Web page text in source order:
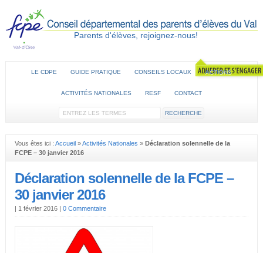
Parents d'élèves, rejoignez-nous!
LE CDPE GUIDE PRATIQUE CONSEILS LOCAUX ACTIONS
ACTIVITÉS NATIONALES RESF CONTACT
Vous êtes ici : Accueil»Activités Nationales » Déclaration solennelle de la
FCPE – 30 janvier 2016
Déclaration solennelle de la FCPE –
30 janvier 2016
| 1 février 2016 | 0 Commentaire